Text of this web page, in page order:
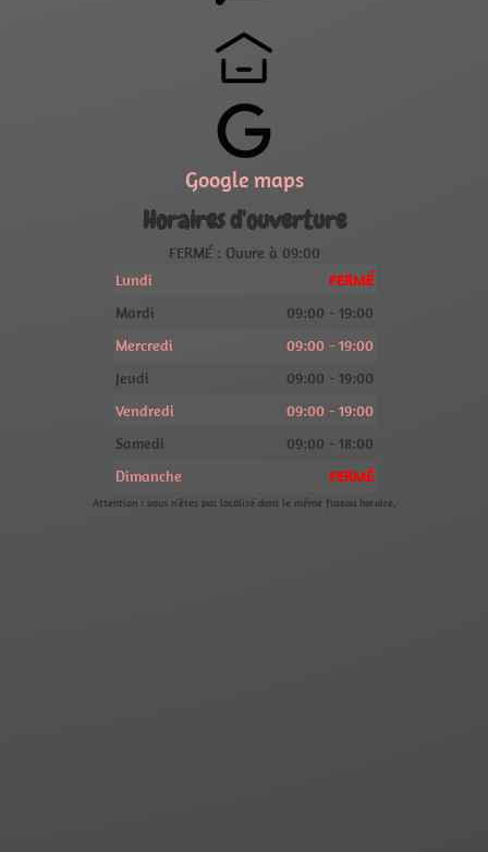
Google maps
Horaires d'ouverture
FERMÉ : Ouvre à 09:00
Lundi
FERMÉ
Mardi
09:00 - 19:00
Mercredi
09:00 - 19:00
Jeudi
09:00 - 19:00
Vendredi
09:00 - 19:00
Samedi
09:00 - 18:00
Dimanche
FERMÉ
Attention : vous n'êtes pas localisé dans le même fuseau horaire.